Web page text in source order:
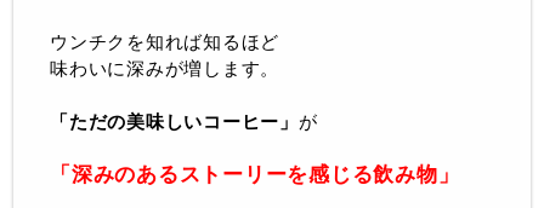
ウンチクを知れば知るほど
味わいに深みが増します。
「ただの美味しいコーヒー」 が
「深みのあるストーリーを感じる飲み物」